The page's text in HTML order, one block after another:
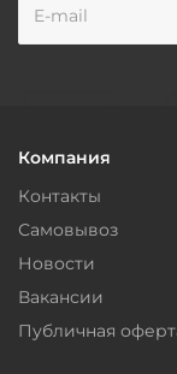
Компания
Контакты
Самовывоз
Новости
Вакансии
Публичная